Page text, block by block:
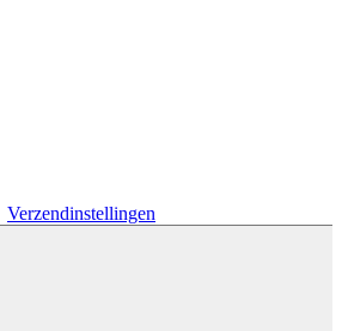
Verzendinstellingen